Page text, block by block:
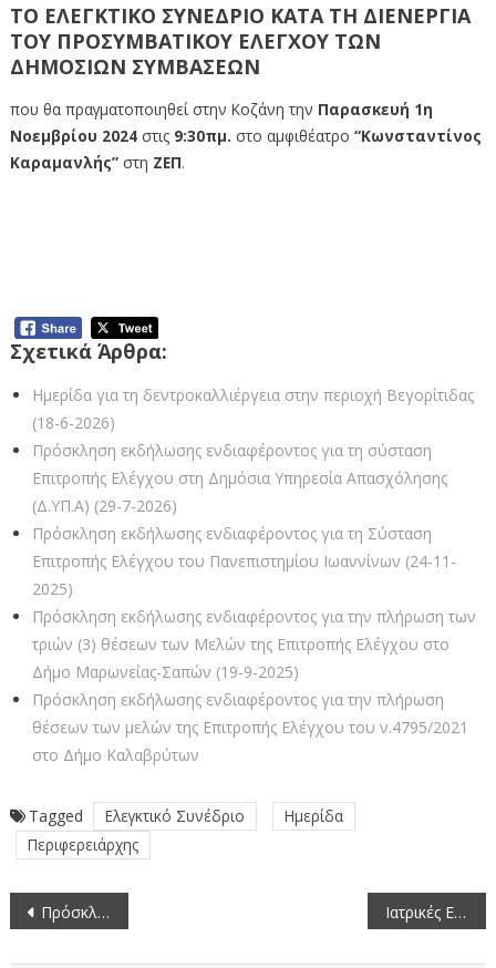
ΤΟ ΕΛΕΓΚΤΙΚΟ ΣΥΝΕΔΡΙΟ ΚΑΤΑ ΤΗ ΔΙΕΝΕΡΓΙΑ
ΤΟΥ ΠΡΟΣΥΜΒΑΤΙΚΟΥ ΕΛΕΓΧΟΥ ΤΩΝ
ΔΗΜΟΣΙΩΝ ΣΥΜΒΑΣΕΩΝ
που θα πραγματοποιηθεί στην Κοζάνη την Παρασκευή 1η
Νοεμβρίου 2024στις 9:30πμ. στο αμφιθέατρο “Κωνσταντίνος
Καραμανλής”στη ΖΕΠ.
Σχετικά Άρθρα:
Ημερίδα για τη δεντροκαλλιέργεια στην περιοχή Βεγορίτιδας
(18-6-2026)
Πρόσκληση εκδήλωσης ενδιαφέροντος για τη σύσταση
Επιτροπής Ελέγχου στη Δημόσια Υπηρεσία Απασχόλησης
(Δ.ΥΠ.Α) (29-7-2026)
Πρόσκληση εκδήλωσης ενδιαφέροντος για τη Σύσταση
Επιτροπής Ελέγχου του Πανεπιστημίου Ιωαννίνων (24-11-
2025)
Πρόσκληση εκδήλωσης ενδιαφέροντος για την πλήρωση των
τριών (3) θέσεων των Μελών της Επιτροπής Ελέγχου στο
Δήμο Μαρωνείας-Σαπών (19-9-2025)
Πρόσκληση εκδήλωσης ενδιαφέροντος για την πλήρωση
θέσεων των μελών της Επιτροπής Ελέγχου του ν.4795/2021
στο Δήμο Καλαβρύτων
Tagged Ελεγκτικό Συνέδριο
Ημερίδα
Περιφερειάρχης
Πλοήγηση
άρθρων
Πρόσκληση εκδήλωσης ενδιαφέροντος νέων δρομολογίων μεταφοράς μαθητών Δήμου Εορδαίας της Π.Ε Κοζάνης για το σχολικό έτος 2024-2025 (Α’, Β’, Γ’ τρίμηνο) Ιατρικές Ειδικότητες Περιφερειακής Ενότητας Κοζάνης – Τελευταία ενημέρωση 24-10-2024